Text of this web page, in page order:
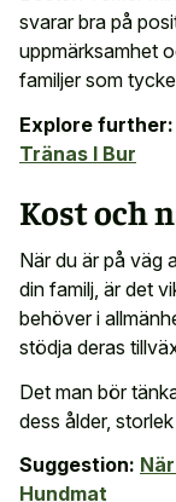
svarar bra på
uppmärksamhet
familjer som
Explore further:
Tränas I Bur
Kost och
När du är på väg
din familj, är det
behöver i
stödja deras
Det man bör
dess ålder,
Suggestion:
Hundmat